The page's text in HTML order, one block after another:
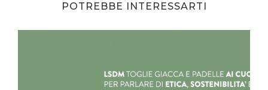
POTREBBE INTERESSARTI